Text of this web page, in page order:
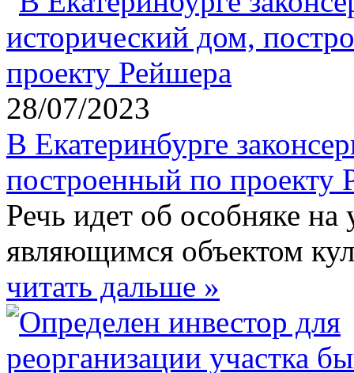
28/07/2023
В Екатеринбурге
построенный по проекту
Речь идет об особняке
являющимся объектом
читать дальше »